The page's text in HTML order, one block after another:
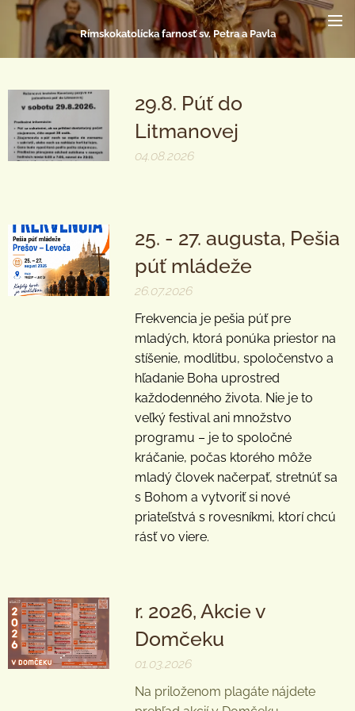
Rímskokatolícka farnosť sv. Petra a Pavla
29.8. Púť do
Litmanovej
04.08.2026
25. - 27. augusta, Pešia
púť mládeže
26.07.2026
Frekvencia je pešia púť pre
mladých, ktorá ponúka priestor na
stíšenie, modlitbu, spoločenstvo a
hľadanie Boha uprostred
každodenného života. Nie je to
veľký festival ani množstvo
programu – je to spoločné
kráčanie, počas ktorého môže
mladý človek načerpať, stretnúť sa
s Bohom a vytvoriť si nové
priateľstvá s rovesníkmi, ktorí chcú
rásť vo viere.
r. 2026, Akcie v
Domčeku
01.03.2026
Na priloženom plagáte nájdete